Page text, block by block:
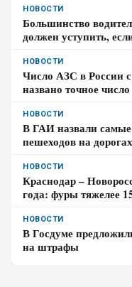
НОВОСТИ
Большинство
должен уступить,
НОВОСТИ
Число АЗС в России
названо точное число
НОВОСТИ
В ГАИ назвали
пешеходов на
НОВОСТИ
Краснодар –
года: фуры тяжелее
НОВОСТИ
В Госдуме
на штрафы